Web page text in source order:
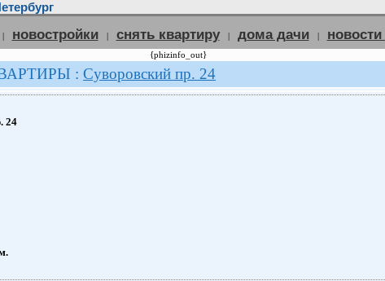
| новостройки | снять квартиру | дома дачи | новости
{phizinfo_out}
: Суворовский пр. 24
24